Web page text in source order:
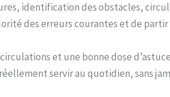
identification des obstacles,
des erreurs courantes et de partir
et une bonne dose
servir au quotidien, sans